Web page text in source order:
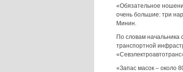
«Обязательное
очень большие: три
Минин.
По словам начальника
транспортной
«Запас масок – около